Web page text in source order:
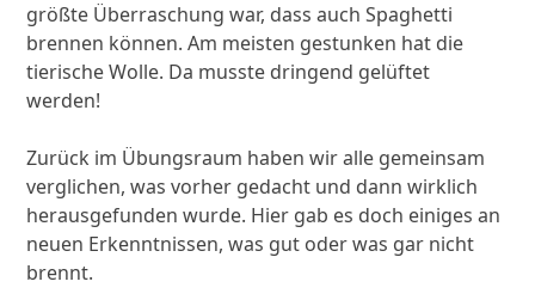
größte Überraschung war, dass auch Spaghetti
brennen können. Am meisten gestunken hat die
tierische Wolle. Da musste dringend gelüftet
werden!
Zurück im Übungsraum haben wir alle gemeinsam
verglichen, was vorher gedacht und dann wirklich
herausgefunden wurde. Hier gab es doch einiges an
neuen Erkenntnissen, was gut oder was gar nicht
brennt.